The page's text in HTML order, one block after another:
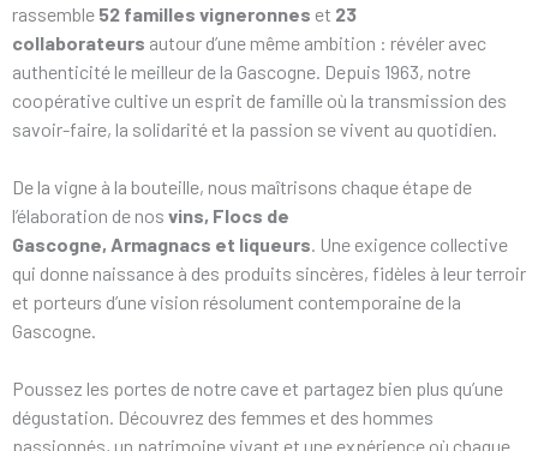
rassemble 52 familles vigneronnes et 23
collaborateurs autour d’une même ambition : révéler avec
authenticité le meilleur de la Gascogne. Depuis 1963, notre
coopérative cultive un esprit de famille où la transmission des
savoir-faire, la solidarité et la passion se vivent au quotidien.
De la vigne à la bouteille, nous maîtrisons chaque étape de
l’élaboration de nos vins, Flocs de
Gascogne, Armagnacs et liqueurs. Une exigence collective
qui donne naissance à des produits sincères, fidèles à leur terroir
et porteurs d’une vision résolument contemporaine de la
Gascogne.
Poussez les portes de notre cave et partagez bien plus qu’une
dégustation. Découvrez des femmes et des hommes
passionnés, un patrimoine vivant et une expérience où chaque